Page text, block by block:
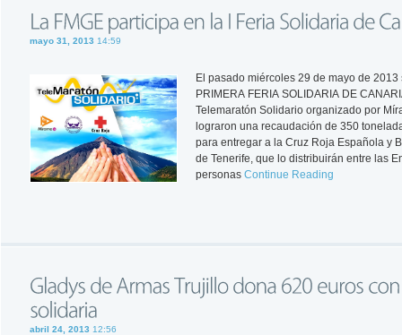
mayo 31, 2013 14:59
El pasado miércoles 29 de mayo de
PRIMERA FERIA SOLIDARIA DE
Telemaratón Solidario organizado por
lograron una recaudación de 350
para entregar a la Cruz Roja Española y
de Tenerife, que lo distribuirán entre las
personas Continue Reading
abril 24, 2013 12:56